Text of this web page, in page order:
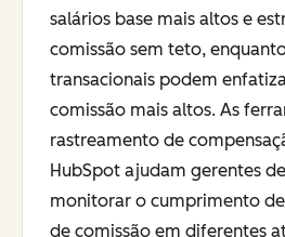
salários base mais altos e
comissão sem teto,
transacionais podem
comissão mais altos. As
rastreamento de
HubSpot ajudam gerentes
monitorar o cumprimento
de comissão em diferentes